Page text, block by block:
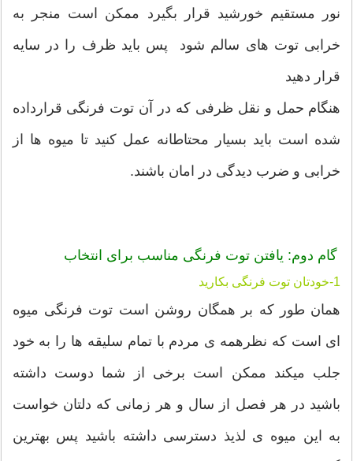
نور مستقیم خورشید قرار بگیرد ممکن است منجر به
خرابی توت های سالم شود پس باید ظرف را در سایه
قرار دهید
هنگام حمل و نقل ظرفی که در آن توت فرنگی قرارداده
شده است باید بسیار محتاطانه عمل کنید تا میوه ها از
خرابی و ضرب دیدگی در امان باشند.
گام دوم: یافتن توت فرنگی مناسب برای انتخاب
1-خودتان توت فرنگی بکارید
همان طور که بر همگان روشن است توت فرنگی میوه
ای است که نظرهمه ی مردم با تمام سلیقه ها را به خود
جلب میکند ممکن است برخی از شما دوست داشته
باشید در هر فصل از سال و هر زمانی که دلتان خواست
به این میوه ی لذیذ دسترسی داشته باشید پس بهترین